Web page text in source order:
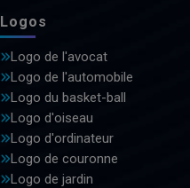
Logos
Logo de l'avocat
Logo de l'automobile
Logo du basket-ball
Logo d'oiseau
Logo d'ordinateur
Logo de couronne
Logo de jardin